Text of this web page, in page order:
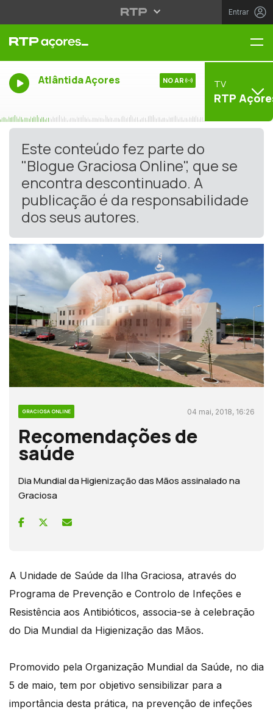
Entrar
Atlântida Açores NO AR TV
RTP
Este conteúdo fez parte do
"Blogue Graciosa Online", que se
encontra descontinuado. A
publicação é da responsabilidade
dos seus autores.
GRACIOSA ONLINE 04 mai, 2018, 16:26
Recomendações de
saúde
Dia Mundial da Higienização das Mãos assinalado na
Graciosa
A Unidade de Saúde da Ilha Graciosa, através do
Programa de Prevenção e Controlo de Infeções e
Resistência aos Antibióticos, associa-se à celebração
do Dia Mundial da Higienização das Mãos.
Promovido pela Organização Mundial da Saúde, no dia
5 de maio, tem por objetivo sensibilizar para a
importância desta prática, na prevenção de infeções